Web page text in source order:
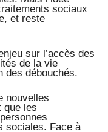
sociaux
et reste
sur l’accès des
de la vie
des débouchés.
nouvelles
que les
sociales. Face à